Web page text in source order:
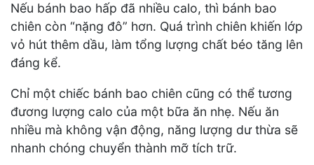
Nếu bánh bao hấp đã nhiều calo, thì bánh bao
chiên còn “nặng đô” hơn. Quá trình chiên khiến lớp
vỏ hút thêm dầu, làm tổng lượng chất béo tăng lên
đáng kể.
Chỉ một chiếc bánh bao chiên cũng có thể tương
đương lượng calo của một bữa ăn nhẹ. Nếu ăn
nhiều mà không vận động, năng lượng dư thừa sẽ
nhanh chóng chuyển thành mỡ tích trữ.